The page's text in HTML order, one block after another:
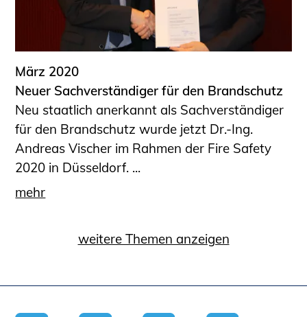
März 2020
Neuer Sachverständiger für den Brandschutz
Neu staatlich anerkannt als Sachverständiger
für den Brandschutz wurde jetzt Dr.-Ing.
Andreas Vischer im Rahmen der Fire Safety
2020 in Düsseldorf. ...
mehr
weitere Themen anzeigen